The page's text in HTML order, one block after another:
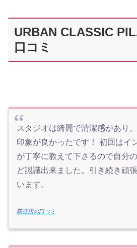
URBAN CLASSIC
口コミ
スタジオは綺麗で清潔感があり
印象が良かったです！ 初回はイ
が丁寧に教えて下さるので自分
ど認識出来ました。引き続き頑
います。
荻窪店の口コミ